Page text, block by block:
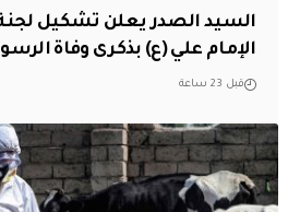
السيد الصدر يعلن تشكيل لجنة
الإمام علي (ع) بذكرى وفاة
قبل 23 ساعة